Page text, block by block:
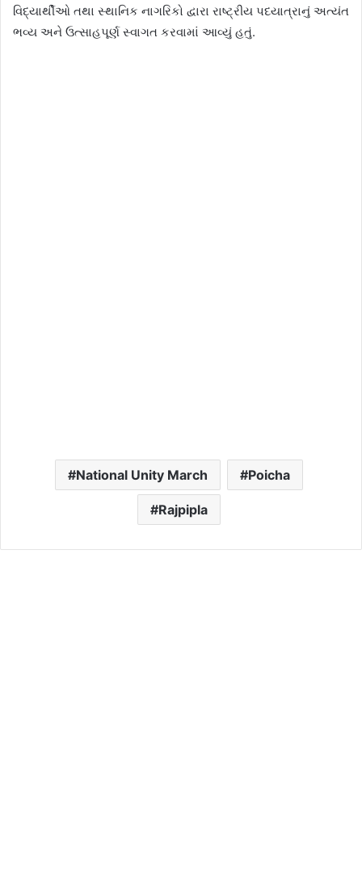
વિદ્યાર્થીઓ તથા સ્થાનિક નાગરિકો દ્વારા રાષ્ટ્રીય પદયાત્રાનું અત્યંત
ભવ્ય અને ઉત્સાહપૂર્ણ સ્વાગત કરવામાં આવ્યું હતું.
National Unity March Poicha
Rajpipla